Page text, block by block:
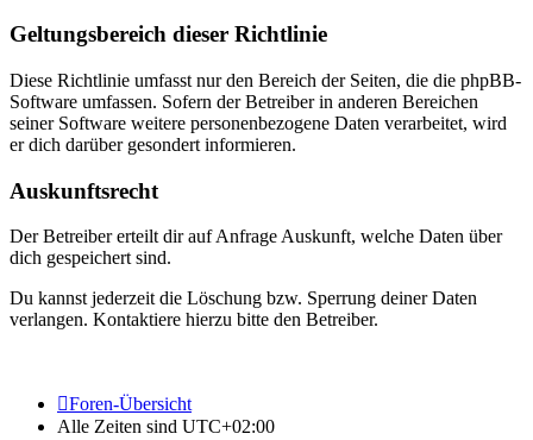
Geltungsbereich dieser Richtlinie
Diese Richtlinie umfasst nur den Bereich der Seiten, die die phpBB-
Software umfassen. Sofern der Betreiber in anderen Bereichen
seiner Software weitere personenbezogene Daten verarbeitet, wird
er dich darüber gesondert informieren.
Auskunftsrecht
Der Betreiber erteilt dir auf Anfrage Auskunft, welche Daten über
dich gespeichert sind.
Du kannst jederzeit die Löschung bzw. Sperrung deiner Daten
verlangen. Kontaktiere hierzu bitte den Betreiber.
Foren-Übersicht
Alle Zeiten sind UTC+02:00